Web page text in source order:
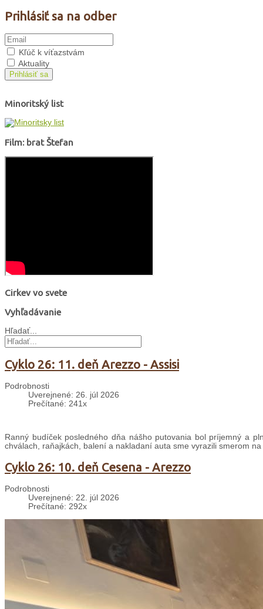
Prihlásiť sa na odber
Kľúč k víťazstvám
Aktuality
Prihlásiť sa
Minoritský list
Film: brat Štefan
Cirkev vo svete
Vyhľadávanie
Hľadať...
Cyklo 26: 11. deň Arezzo - Assisi
Podrobnosti
Uverejnené: 26. júl 2026
Prečítané: 241x
Ranný budíček posledného dňa nášho putovania bol príjemný a
chválach, raňajkách, balení a nakladaní auta sme vyrazili smerom
Cyklo 26: 10. deň Cesena - Arezzo
Podrobnosti
Uverejnené: 22. júl 2026
Prečítané: 292x